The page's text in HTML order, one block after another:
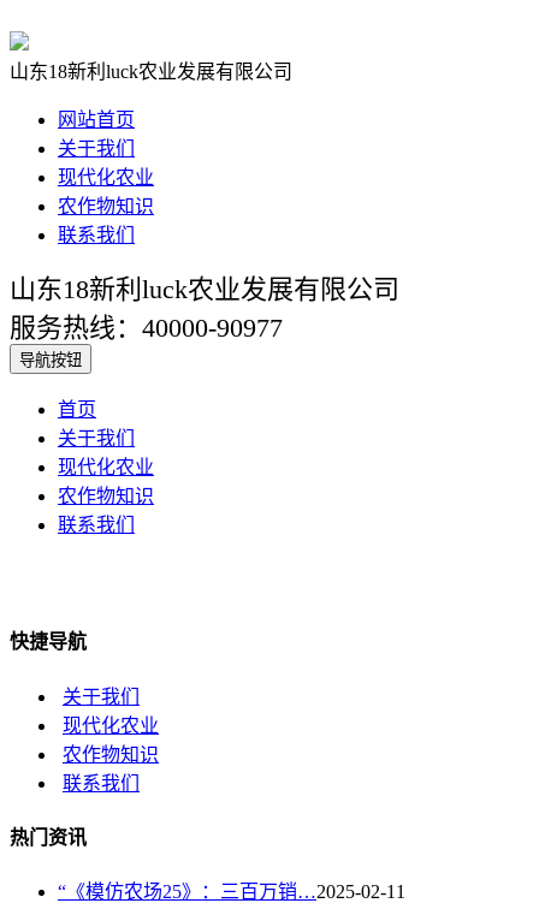
山东18新利luck农业发展有限公司
网站首页
关于我们
现代化农业
农作物知识
联系我们
山东18新利luck农业发展有限公司
服务热线：40000-90977
导航按钮
首页
关于我们
现代化农业
农作物知识
联系我们
快捷导航
关于我们
现代化农业
农作物知识
联系我们
热门资讯
“《模仿农场25》：三百万销…2025-02-11